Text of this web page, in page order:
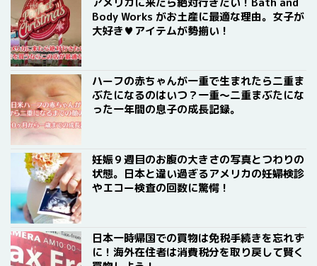
Body Works がお土産に最適な理由。女子が
大好き♥アイテムが勢揃い！
ハーフの赤ちゃんが一重で生まれたら二重ま
ぶたになるのはいつ？一重〜二重まぶたにな
った一年間の息子の成長記録。
妊娠９週目のお腹の大きさの写真とつわりの
状態。日本と違い過ぎるアメリカの妊婦検診
やエコー検査の回数に驚愕！
日本一時帰国での買物は免税手続きを忘れず
に！海外在住者は消費税分を取り戻して賢く